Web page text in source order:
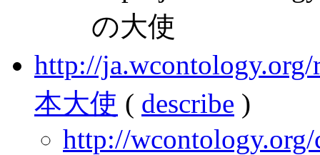
の大使
http://
本大使 ( describe )
http://wcontology.org/